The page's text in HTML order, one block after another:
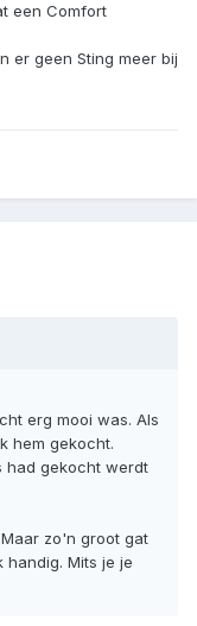
een Comfort
er geen Sting meer bij
erg mooi was. Als
hem gekocht.
had gekocht werdt
zo'n groot gat
Mits je je